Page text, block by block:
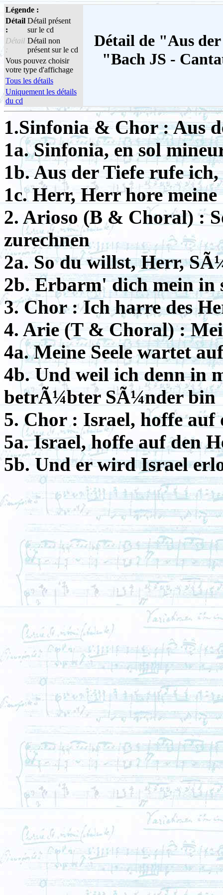
Légende :
Détail de "Aus
"Bach JS -
Détail
:
Détail présent
sur le cd
Détail
:
Détail non
présent sur le cd
Vous pouvez choisir
votre type d'affichage
Tous les détails
Uniquement les détails
du cd
1.Sinfonia & Chor : Aus
1a. Sinfonia, en sol
1b. Aus der Tiefe rufe
1c. Herr, Herr hore meine
2. Arioso (B & Choral) :
zurechnen
2a. So du willst, Herr,
2b. Erbarm' dich mein in
3. Chor : Ich harre des
4. Arie (T & Choral) :
4a. Meine Seele wartet
4b. Und weil ich denn in
betrÃ¼bter SÃ¼nder bin
5. Chor : Israel, hoffe auf
5a. Israel, hoffe auf den
5b. Und er wird Israel